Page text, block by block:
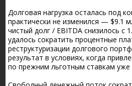
Долговая нагрузка осталась под
практически не изменился — $9.1
чистый долг / EBITDA снизилось с
удалось сократить процентные
реструктуризации долгового
результат в условиях, когда
по прежним льготным ставкам уже